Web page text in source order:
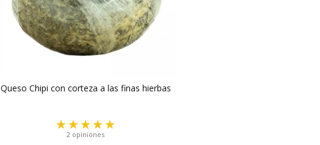
Queso Chipi con corteza a las finas hierbas
2 opiniones